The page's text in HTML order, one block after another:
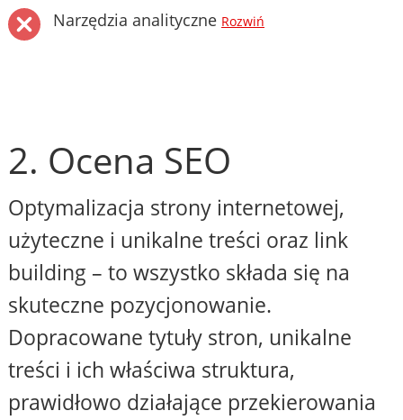
Narzędzia analityczne Rozwiń
2. Ocena SEO
Optymalizacja strony internetowej,
użyteczne i unikalne treści oraz link
building – to wszystko składa się na
skuteczne pozycjonowanie.
Dopracowane tytuły stron, unikalne
treści i ich właściwa struktura,
prawidłowo działające przekierowania